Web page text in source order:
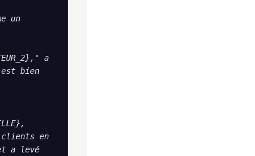
un
a
est bien
clients en
et a levé